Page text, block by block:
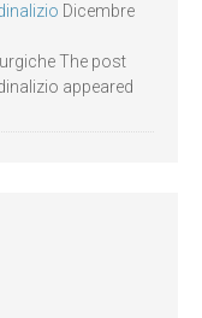
Dicembre
The post
appeared